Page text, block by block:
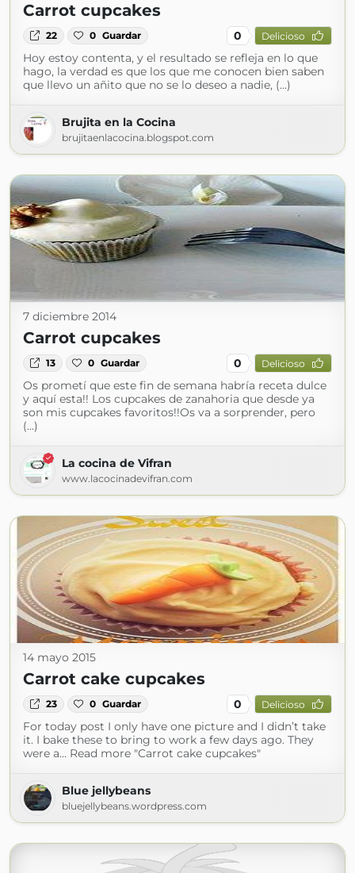
Carrot cupcakes
22 0 Guardar 0 Delicioso
Hoy estoy contenta, y el resultado se refleja en lo que
hago, la verdad es que los que me conocen bien saben
que llevo un añito que no se lo deseo a nadie, (...)
Brujita en la Cocina
brujitaenlacocina.blogspot.com
7 diciembre 2014
Carrot cupcakes
13 0 Guardar 0 Delicioso
Os prometí que este fin de semana habría receta dulce
y aquí esta!! Los cupcakes de zanahoria que desde ya
son mis cupcakes favoritos!!Os va a sorprender, pero
(...)
La cocina de Vifran
www.lacocinadevifran.com
14 mayo 2015
Carrot cake cupcakes
23 0 Guardar 0 Delicioso
For today post I only have one picture and I didn’t take
it. I bake these to bring to work a few days ago. They
were a… Read more "Carrot cake cupcakes"
Blue jellybeans
bluejellybeans.wordpress.com